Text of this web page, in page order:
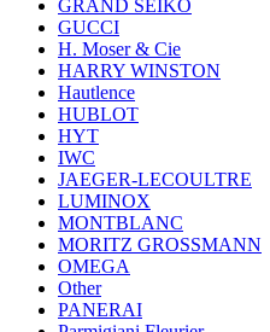
GRAND SEIKO
GUCCI
H. Moser & Cie
HARRY WINSTON
Hautlence
HUBLOT
HYT
IWC
JAEGER-LECOULTRE
LUMINOX
MONTBLANC
MORITZ GROSSMANN
OMEGA
Other
PANERAI